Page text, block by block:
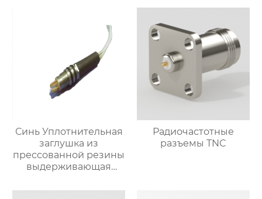
Синь Уплотнительная
заглушка из
прессованной резины
выдерживающая
Радиочастотные
разъемы TNC